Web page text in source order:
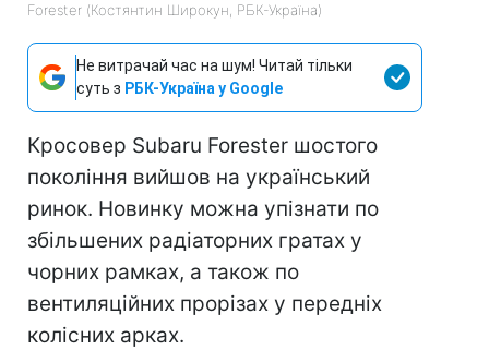
Forester (Костянтин Широкун, РБК-Україна)
Не витрачай час на шум! Читай тільки
суть з РБК-Україна у Google
Кросовер Subaru Forester шостого
покоління вийшов на український
ринок. Новинку можна упізнати по
збільшених радіаторних гратах у
чорних рамках, а також по
вентиляційних прорізах у передніх
колісних арках.